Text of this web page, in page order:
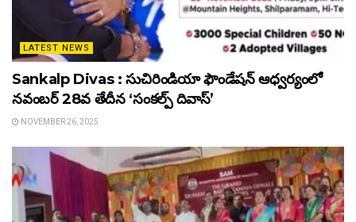
LATEST NEWS
Sankalp Divas : సుచిరిండియా ఫౌండేషన్ ఆధ్వర్యంలో
నవంబర్ 28వ తేదీన ‘సంకల్ప్ దివాస్’
NOVEMBER 26, 2025